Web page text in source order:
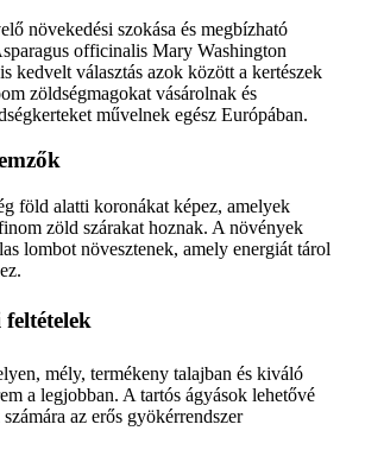
növekedési szokása és megbízható
officinalis Mary Washington
kedvelt választás azok között a kertészek
zöldségmagokat vásárolnak és
művelnek egész Európában.
föld alatti koronákat képez, amelyek
zöld szárakat hoznak. A növények
lombot növesztenek, amely energiát tárol
mély, termékeny talajban és kiváló
a legjobban. A tartós ágyások lehetővé
az erős gyökérrendszer